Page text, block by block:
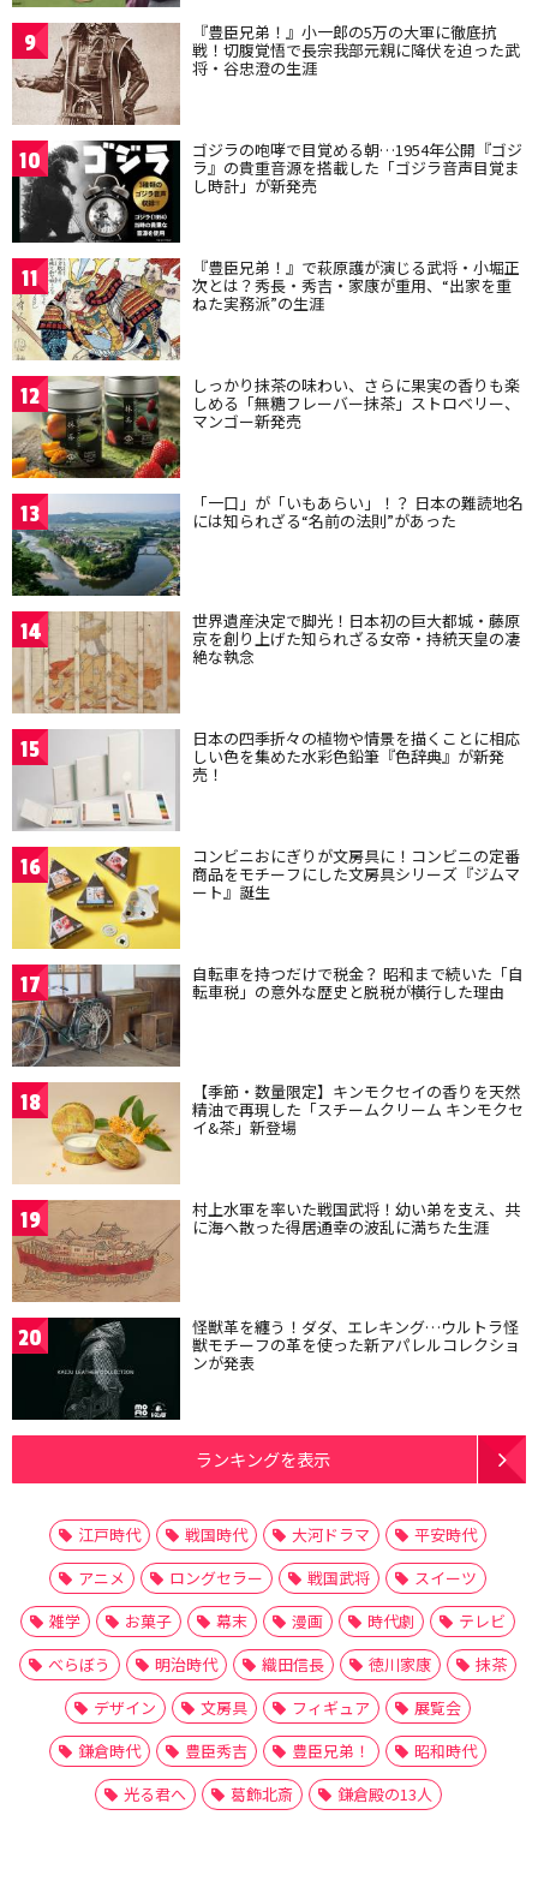
9 『豊臣兄弟！』小一郎の5万の大軍に徹底抗
戦！切腹覚悟で長宗我部元親に降伏を迫った武
将・谷忠澄の生涯
10 ゴジラの咆哮で目覚める朝…1954年公開『ゴジ
ラ』の貴重音源を搭載した「ゴジラ音声目覚ま
し時計」が新発売
11 『豊臣兄弟！』で萩原護が演じる武将・小堀正
次とは？秀長・秀吉・家康が重用、“出家を重
ねた実務派”の生涯
12 しっかり抹茶の味わい、さらに果実の香りも楽
しめる「無糖フレーバー抹茶」ストロベリー、
マンゴー新発売
13 「一口」が「いもあらい」！？ 日本の難読地名
には知られざる“名前の法則”があった
14 世界遺産決定で脚光！日本初の巨大都城・藤原
京を創り上げた知られざる女帝・持統天皇の凄
絶な執念
15 日本の四季折々の植物や情景を描くことに相応
しい色を集めた水彩色鉛筆『色辞典』が新発
売！
16 コンビニおにぎりが文房具に！コンビニの定番
商品をモチーフにした文房具シリーズ『ジムマ
ート』誕生
17 自転車を持つだけで税金？ 昭和まで続いた「自
転車税」の意外な歴史と脱税が横行した理由
18 【季節・数量限定】キンモクセイの香りを天然
精油で再現した「スチームクリーム キンモクセ
イ&茶」新登場
19 村上水軍を率いた戦国武将！幼い弟を支え、共
に海へ散った得居通幸の波乱に満ちた生涯
20 怪獣革を纏う！ダダ、エレキング…ウルトラ怪
獣モチーフの革を使った新アパレルコレクショ
ンが発表
ランキングを表示
江戸時代 戦国時代 大河ドラマ
平安時代
アニメ
ロングセラー 戦国武将
スイーツ
雑学
お菓子 幕末 漫画 時代劇
テレビ
べらぼう
明治時代 織田信長 徳川家康
抹茶
デザイン
文房具 フィギュア
展覧会
鎌倉時代
豊臣秀吉 豊臣兄弟！
昭和時代
光る君へ
葛飾北斎 鎌倉殿の13人